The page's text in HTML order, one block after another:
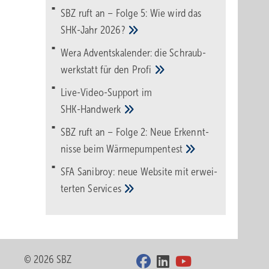
SBZ ruft an – Folge 5: Wie wird das
SHK-Jahr 2026?
Wera Adventskalender: die Schraub­
werk­statt für den Pro­fi
Live-Video-Support im
SHK-Handwerk
SBZ ruft an – Folge 2: Neue Erkennt­
nisse beimWärme­pumpen­test
SFA Sanibroy: neue Web­site mit erwei­
tertenServices
© 2026 SBZ